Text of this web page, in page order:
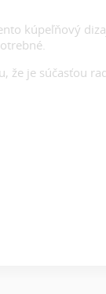
kúpeľňový
je súčasťou